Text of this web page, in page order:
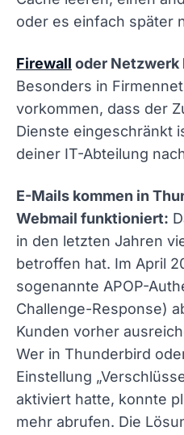
oder es einfach später
Firewall oder Netzwerk
Besonders in
vorkommen, dass der
Dienste eingeschränkt
deiner IT-Abteilung
E-Mails kommen in
Webmail funktioniert:
in den letzten Jahren
betroffen hat. Im April
sogenannte APOP-
Challenge-Response)
Kunden vorher
Wer in Thunderbird
Einstellung
aktiviert hatte, konnte
mehr abrufen. Die